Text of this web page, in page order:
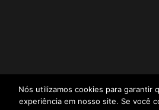
Nós utilizamos cookies para garantir
experiência em nosso site. Se você